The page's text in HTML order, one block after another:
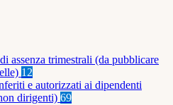
assenza trimestrali (da pubblicare
12
e autorizzati ai dipendenti
dirigenti) 69